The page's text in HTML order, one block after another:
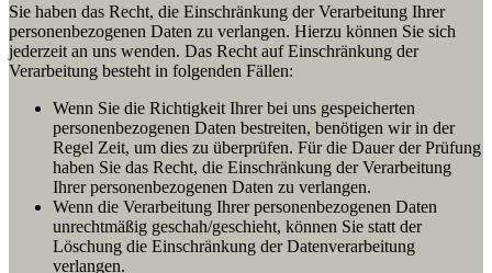
Sie haben das Recht, die Einschränkung der Verarbeitung Ihrer
personenbezogenen Daten zu verlangen. Hierzu können Sie sich
jederzeit an uns wenden. Das Recht auf Einschränkung der
Verarbeitung besteht in folgenden Fällen:
Wenn Sie die Richtigkeit Ihrer bei uns gespeicherten
personenbezogenen Daten bestreiten, benötigen wir in der
Regel Zeit, um dies zu überprüfen. Für die Dauer der Prüfung
haben Sie das Recht, die Einschränkung der Verarbeitung
Ihrer personenbezogenen Daten zu verlangen.
Wenn die Verarbeitung Ihrer personenbezogenen Daten
unrechtmäßig geschah/geschieht, können Sie statt der
Löschung die Einschränkung der Datenverarbeitung
verlangen.